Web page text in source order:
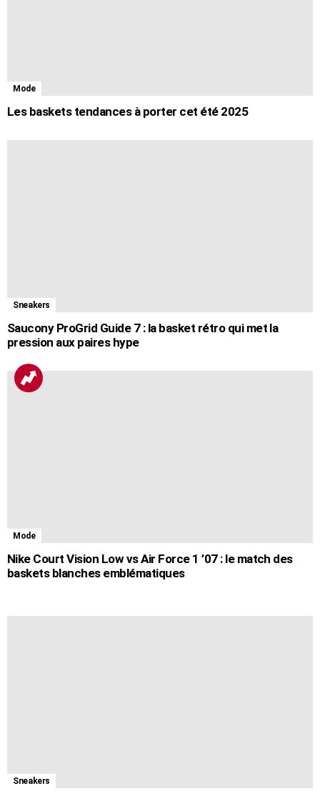
Mode
Les baskets tendances à porter cet été 2025
Sneakers
Saucony ProGrid Guide 7 : la basket rétro qui met la
pression aux paires hype
Mode
Nike Court Vision Low vs Air Force 1 ’07 : le match des
baskets blanches emblématiques
Sneakers